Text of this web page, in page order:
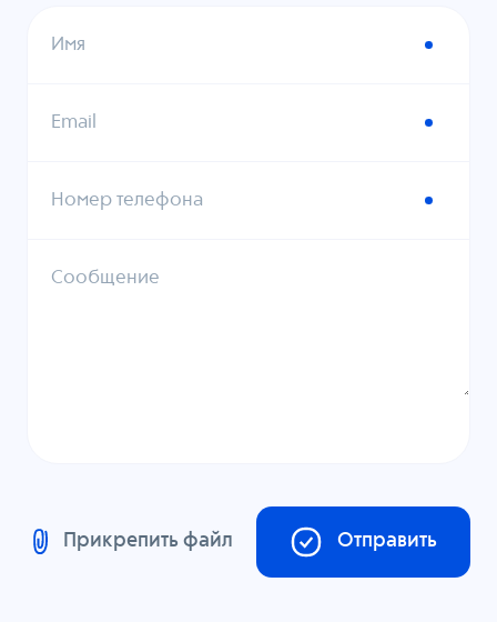
Имя
Email
Номер телефона
Сообщение
Прикрепить файл Отправить